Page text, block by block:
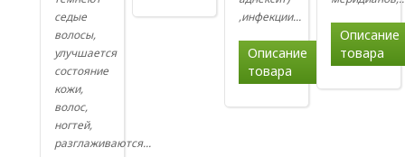
седые
волосы,
улучшается
состояние
кожи,
волос,
ногтей,
разглаживаются...
,инфекции...
Описание
товара
Описание
товара